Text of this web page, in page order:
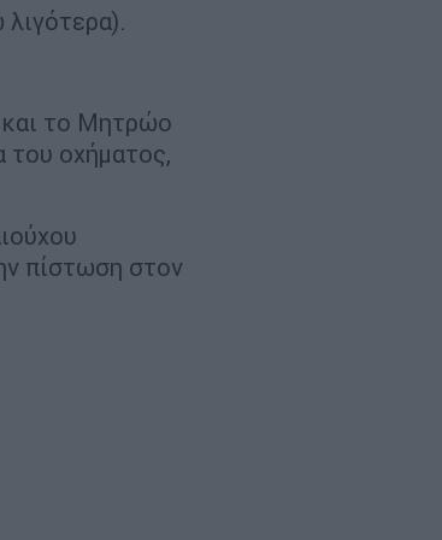
και το Μητρώο
του οχήματος,
πίστωση στον